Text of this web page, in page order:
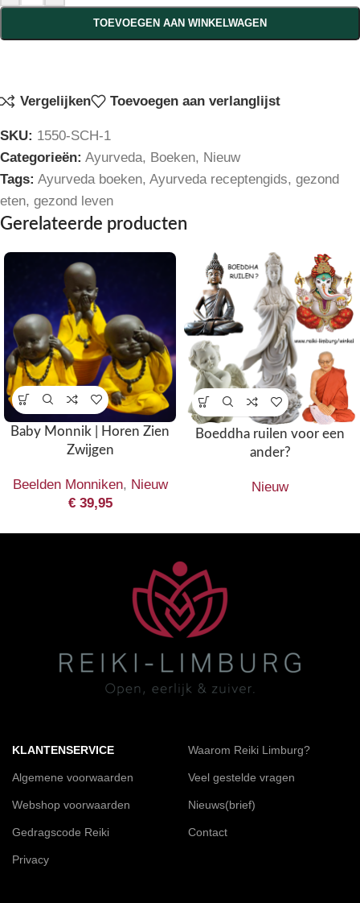
TOEVOEGEN AAN WINKELWAGEN
Vergelijken Toevoegen aan verlanglijst
SKU: 1550-SCH-1
Categorieën: Ayurveda, Boeken, Nieuw
Tags: Ayurveda boeken, Ayurveda receptengids, gezond
eten, gezond leven
Gerelateerde producten
Baby Monnik | Horen Zien
Zwijgen
Beelden Monniken, Nieuw
€39,95
Boeddha ruilen voor een
ander?
Nieuw
KLANTENSERVICE
Algemene voorwaarden
Webshop voorwaarden
Gedragscode Reiki
Privacy
Waarom Reiki Limburg?
Veel gestelde vragen
Nieuws(brief)
Contact